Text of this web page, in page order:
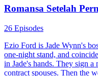
Romansa Setelah
26 Episodes
Ezio Ford is Jade Wynn's
one-night stand, and
in Jade's hands. They sign a
contract spouses. Then the